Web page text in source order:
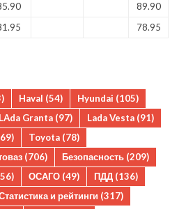
89.90
78.95
Haval (54) Hyundai (105)
LAda Granta (97) Lada Vesta (91)
Toyota (78)
(706) Безопасность (209)
ОСАГО (49) ПДД (136)
и рейтинги (317)